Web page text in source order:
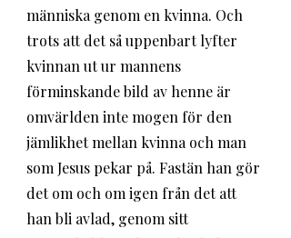
människa genom en kvinna. Och
trots att det så uppenbart lyfter
kvinnan ut ur mannens
förminskande bild av henne är
omvärlden inte mogen för den
jämlikhet mellan kvinna och man
som Jesus pekar på. Fastän han gör
det om och om igen från det att
han bli avlad, genom sitt